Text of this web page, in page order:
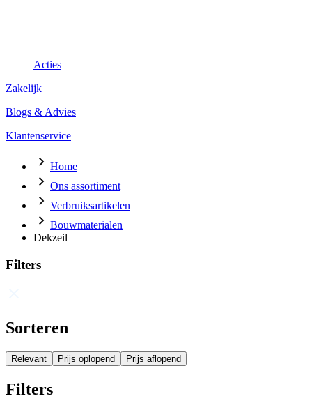
Acties
Zakelijk
Blogs & Advies
Klantenservice
Home
Ons assortiment
Verbruiksartikelen
Bouwmaterialen
Dekzeil
Filters
Sorteren
Relevant Prijs oplopend Prijs aflopend
Filters